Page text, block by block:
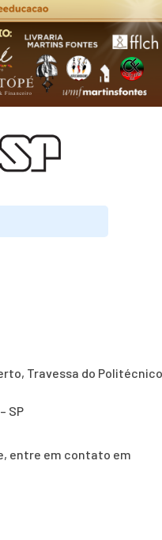
Travessa do
SP
entre em contato em